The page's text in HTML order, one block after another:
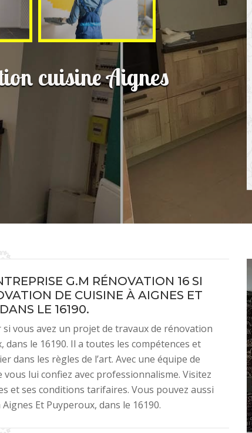
cuisine Aignes
G.M RÉNOVATION 16 SI
DE CUISINE À AIGNES ET
LE 16190.
vous avez un projet de travaux de rénovation
le 16190. Il a toutes les compétences et
dans les règles de l’art. Avec une équipe de
lui confiez avec professionnalisme. Visitez
et ses conditions tarifaires. Vous pouvez aussi
Et Puyperoux, dans le 16190.